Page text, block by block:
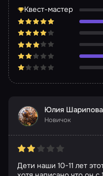
Квест-мастер
Юлия Шарипова
Новичок
Дети наши 10-11 лет